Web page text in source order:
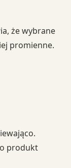
że wybrane
promienne.
produkt